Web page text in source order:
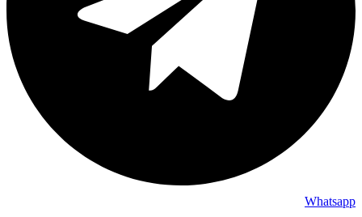
Whatsapp